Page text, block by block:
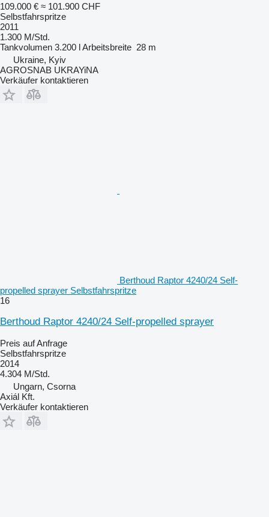
109.000 € ≈ 101.900 CHF
Selbstfahrspritze
2011
1.300 M/Std.
Tankvolumen 3.200 lArbeitsbreite 28 m
Ukraine, Kyiv
AGROSNAB UKRAYiNA
Verkäufer kontaktieren
Berthoud Raptor 4240/24 Self-
propelled sprayer Selbstfahrspritze
16
Berthoud Raptor 4240/24 Self-propelled sprayer
Preis auf Anfrage
Selbstfahrspritze
2014
4.304 M/Std.
Ungarn, Csorna
Axiál Kft.
Verkäufer kontaktieren